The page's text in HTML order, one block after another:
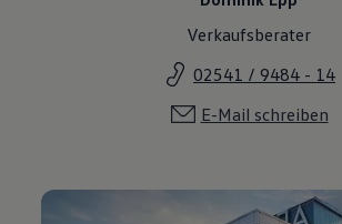
Verkaufsberater
02541 / 9484 - 14
E-Mail schreiben